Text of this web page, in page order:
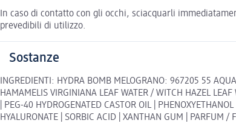
In caso di contatto con gli occhi, sciacquarli
prevedibili di utilizzo.
Sostanze
INGREDIENTI: HYDRA BOMB MELOGRANO: 967205 55 AQUA
HAMAMELIS VIRGINIANA LEAF WATER / WITCH HAZEL LEAF
| PEG-40 HYDROGENATED CASTOR OIL |
HYALURONATE | SORBIC ACID | XANTHAN GUM | PARFUM